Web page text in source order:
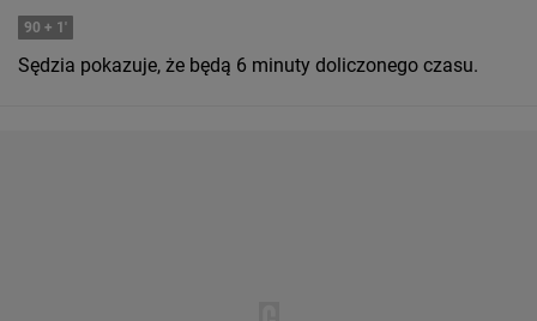
90 + 1'
Sędzia pokazuje, że będą 6 minuty doliczonego czasu.